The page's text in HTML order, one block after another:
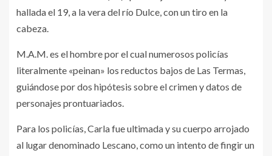
hallada el 19, a la vera del río Dulce, con un tiro en la
cabeza.
M.A.M. es el hombre por el cual numerosos policías
literalmente «peinan» los reductos bajos de Las Termas,
guiándose por dos hipótesis sobre el crimen y datos de
personajes prontuariados.
Para los policías, Carla fue ultimada y su cuerpo arrojado
al lugar denominado Lescano, como un intento de fingir un